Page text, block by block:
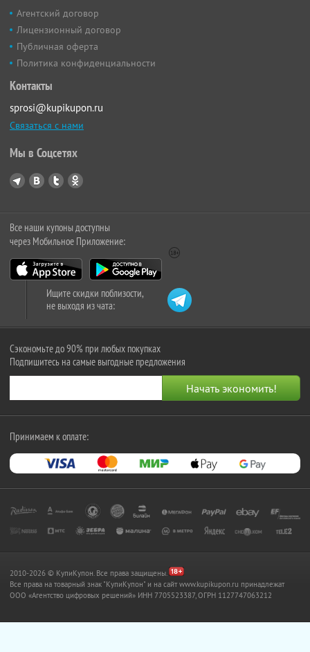
Агентский договор
Лицензионный договор
Публичная оферта
Политика конфиденциальности
Контакты
sprosi@kupikupon.ru
Связаться с нами
Мы в Соцсетях
Все наши купоны доступны
через Мобильное Приложение:
Ищите скидки поблизости,
не выходя из чата:
Сэкономьте до 90% при любых покупках
Подпишитесь на самые выгодные предложения
Принимаем к оплате:
2010-2026 © КупиКупон. Все права защищены.
Все права на товарный знак "КупиКупон" и на сайт www.kupikupon.ru принадлежат
OOO «Агентство цифровых решений» ИНН 7705523387, ОГРН 1127747063212